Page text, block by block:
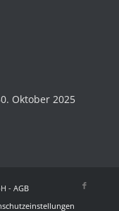
Oktober 2025
- AGB